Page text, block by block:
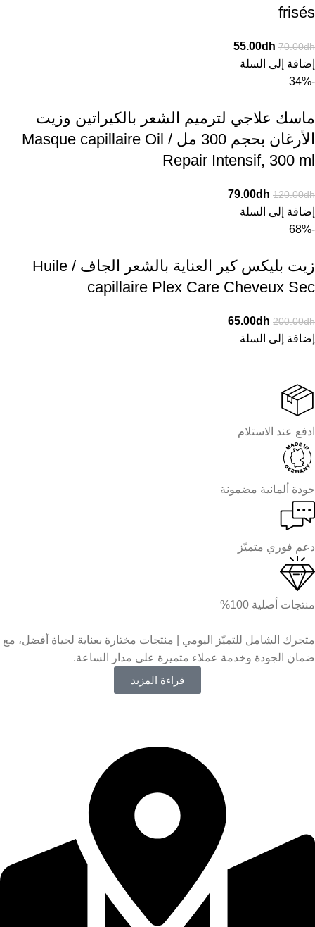
frisés
70.00dh
55.00dh
إضافة إلى السلة
-34%
ماسك علاجي لترميم الشعر بالكيراتين وزيت
الأرغان بحجم 300 مل / Masque capillaire Oil
Repair Intensif, 300 ml
120.00dh
79.00dh
إضافة إلى السلة
-68%
زيت بليكس كير العناية بالشعر الجاف / Huile
capillaire Plex Care Cheveux Sec
200.00dh
65.00dh
إضافة إلى السلة
ادفع عند الاستلام
جودة ألمانية مضمونة
دعم فوري متميّز
منتجات أصلية 100%
متجرك الشامل للتميّز اليومي | منتجات مختارة بعناية لحياة أفضل، مع
ضمان الجودة وخدمة عملاء متميزة على مدار الساعة.
قراءة المزيد